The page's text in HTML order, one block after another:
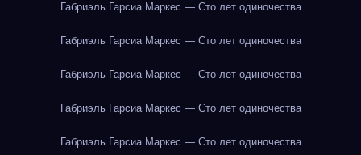
Габриэль Гарсиа Маркес — Сто лет одиночества
Габриэль Гарсиа Маркес — Сто лет одиночества
Габриэль Гарсиа Маркес — Сто лет одиночества
Габриэль Гарсиа Маркес — Сто лет одиночества
Габриэль Гарсиа Маркес — Сто лет одиночества